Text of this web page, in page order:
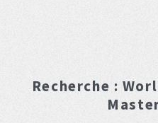
Recherche :